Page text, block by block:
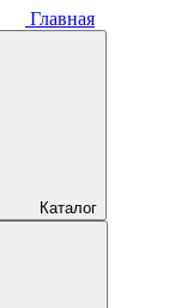
Главная
Каталог